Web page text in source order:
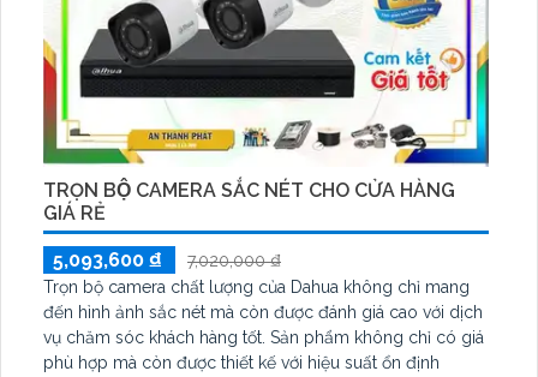
TRỌN BỘ CAMERA SẮC NÉT CHO CỬA HÀNG
GIÁ RẺ
5,093,600 ₫
7,020,000 ₫
Trọn bộ camera chất lượng của Dahua không chỉ mang
đến hình ảnh sắc nét mà còn được đánh giá cao với dịch
vụ chăm sóc khách hàng tốt. Sản phẩm không chỉ có giá
phù hợp mà còn được thiết kế với hiệu suất ổn định